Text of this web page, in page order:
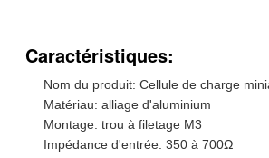
Caractéristiques:
Nom du produit: Cellule de charge
Matériau: alliage d'aluminium
Montage: trou à filetage M3
Impédance d'entrée: 350 à 700Ω